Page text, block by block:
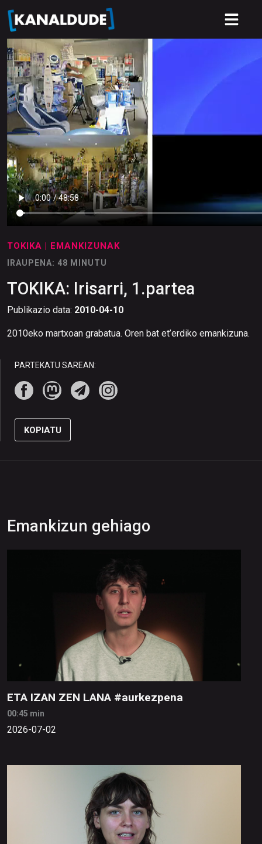
TOKIKA | EMANKIZUNAK
IRAUPENA: 48 MINUTU
TOKIKA: Irisarri, 1.partea
Publikazio data: 2010-04-10
2010eko martxoan grabatua. Oren bat et’erdiko emankizuna.
PARTEKATU SAREAN:
KOPIATU
Emankizun gehiago
ETA IZAN ZEN LANA #aurkezpena
00:45 min
2026-07-02